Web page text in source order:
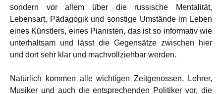
sondern vor allem über die russische Mentalität,
Lebensart, Pädagogik und sonstige Umstände im Leben
eines Künstlers, eines Pianisten, das ist so informativ wie
unterhaltsam und lässt die Gegensätze zwischen hier
und dort sehr klar und machvollziehbar werden.
Natürlich kommen alle wichtigen Zeitgenossen, Lehrer,
Musiker und auch die entsprechenden Politiker vor, die